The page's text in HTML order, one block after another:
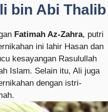
bin Abi Thalib
Fatimah Az-Zahra, putri
ini lahir Hasan dan
kesayangan Rasulullah
Islam. Selain itu, Ali juga
dengan istri-